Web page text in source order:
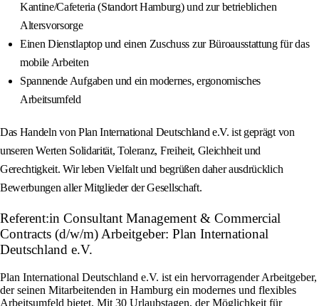
Kantine/Cafeteria (Standort Hamburg) und zur betrieblichen
Altersvorsorge
Einen Dienstlaptop und einen Zuschuss zur Büroausstattung für das
mobile Arbeiten
Spannende Aufgaben und ein modernes, ergonomisches
Arbeitsumfeld
Das Handeln von Plan International Deutschland e.V. ist geprägt von
unseren Werten Solidarität, Toleranz, Freiheit, Gleichheit und
Gerechtigkeit. Wir leben Vielfalt und begrüßen daher ausdrücklich
Bewerbungen aller Mitglieder der Gesellschaft.
Referent:in Consultant Management & Commercial
Contracts (d/w/m) Arbeitgeber: Plan International
Deutschland e.V.
Plan International Deutschland e.V. ist ein hervorragender Arbeitgeber,
der seinen Mitarbeitenden in Hamburg ein modernes und flexibles
Arbeitsumfeld bietet. Mit 30 Urlaubstagen, der Möglichkeit für